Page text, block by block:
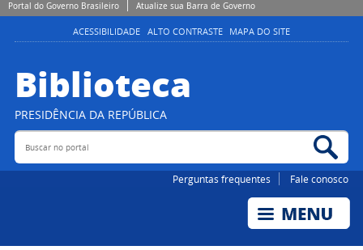
Portal do Governo Brasileiro Atualize sua Barra de Governo
ACESSIBILIDADE ALTO CONTRASTE MAPA DO SITE
Biblioteca
PRESIDÊNCIA DA REPÚBLICA
Buscar no portal
Perguntas frequentes Fale conosco